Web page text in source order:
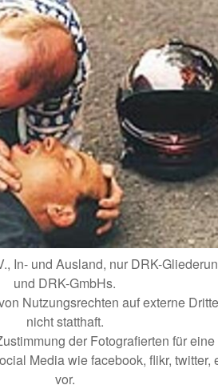
In- und Ausland, nur DRK-
und DRK-GmbHs.
Nutzungsrechten auf externe
nicht statthaft.
der Fotografierten für eine
Media wie facebook, flikr, twitter,
vor.